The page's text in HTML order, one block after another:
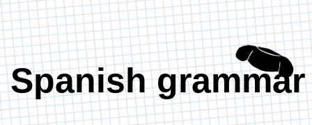
Spanish grammar